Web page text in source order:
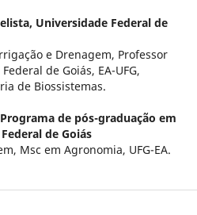
Universidade Federal de
e Drenagem, Professor
de Goiás, EA-UFG,
de Biossistemas.
Programa de pós-graduação em
de Goiás
Msc em Agronomia, UFG-EA.